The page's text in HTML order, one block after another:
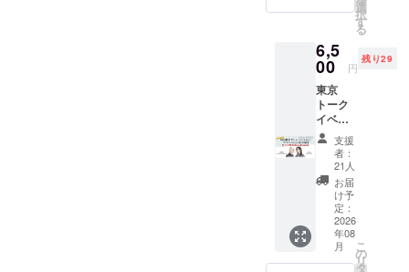
ナー」
をご視
だけま
す。 配
信日
8/11(火
祝)18:0
0~
「NEC
REBOO
T」も郵
送させ
ていた
だきま
す。
選
択
す
る
6,5
00 円
残り29
東京
トーク
イベン
ト
「YUR
Aサマ＆
ヒィロ
の100歳
までヘ
ドバン
できる
か？バ
ンギャ
支援
者：
21人
お届
け予
定：
2026
年08
月
こ
の
リ
タ